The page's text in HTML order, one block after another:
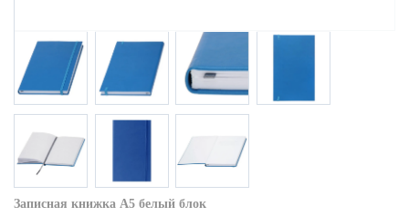
Записная книжка A5 белый блок